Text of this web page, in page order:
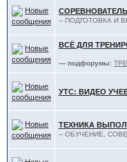
-- ПОДГОТОВКА И
ВСЁ ДЛЯ
— подфорумы:
УТС: ВИДЕО
ТЕХНИКА
-- ОБУЧЕНИЕ,